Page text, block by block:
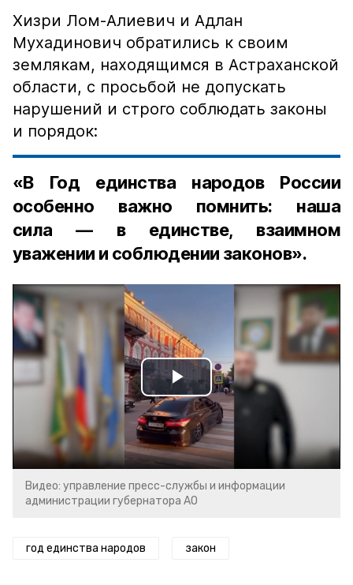
Хизри Лом-Алиевич и Адлан
Мухадинович обратились к своим
землякам, находящимся в Астраханской
области, с просьбой не допускать
нарушений и строго соблюдать законы
и порядок:
«В Год единства народов России
особенно важно помнить: наша
сила — в единстве, взаимном
уважении и соблюдении законов».
Play
Video
Видео: управление пресс-службы и информации
администрации губернатора АО
год единства народов закон